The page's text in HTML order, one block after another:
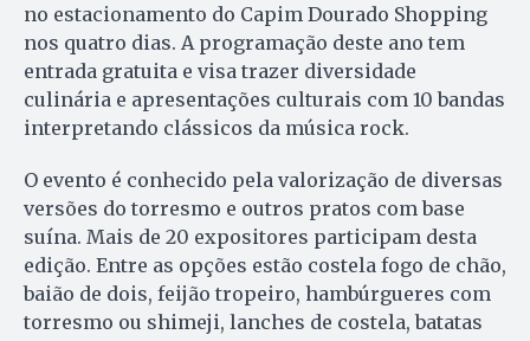
no estacionamento do Capim Dourado Shopping
nos quatro dias. A programação deste ano tem
entrada gratuita e visa trazer diversidade
culinária e apresentações culturais com 10 bandas
interpretando clássicos da música rock.
O evento é conhecido pela valorização de diversas
versões do torresmo e outros pratos com base
suína. Mais de 20 expositores participam desta
edição. Entre as opções estão costela fogo de chão,
baião de dois, feijão tropeiro, hambúrgueres com
torresmo ou shimeji, lanches de costela, batatas